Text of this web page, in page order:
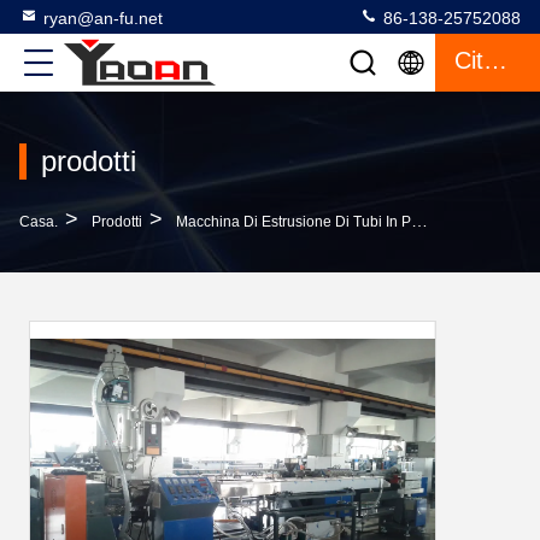
ryan@an-fu.net 86-138-25752088
Citazione
prodotti
Casa. > Prodotti > Macchina Di Estrusione Di Tubi In Plastica